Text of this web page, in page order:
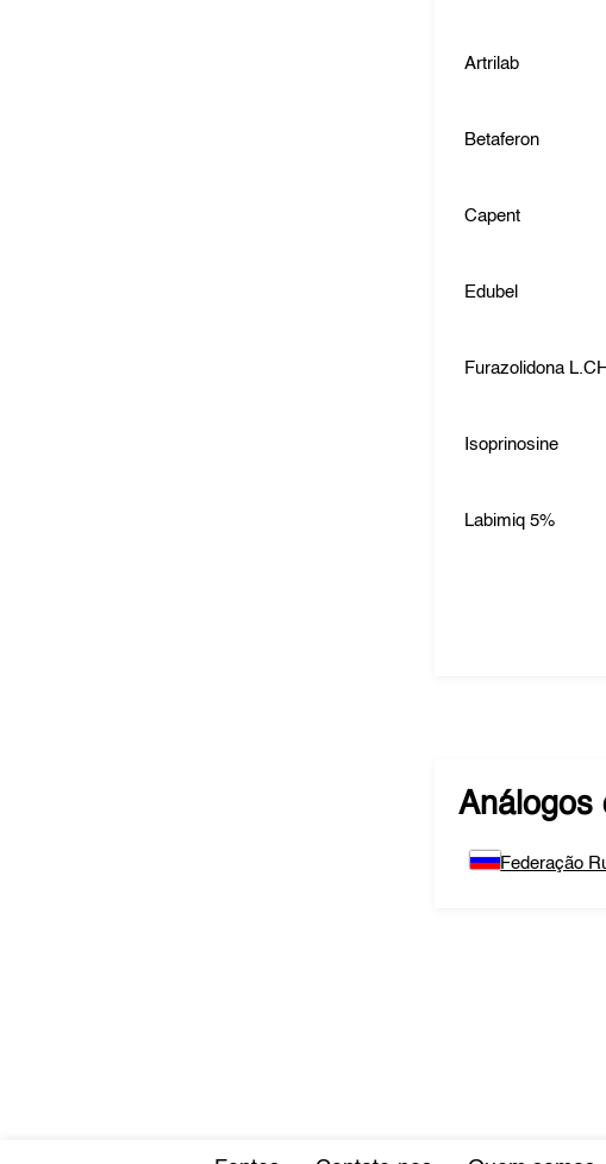
Artrilab
Betaferon
Capent
Edubel
Furazolidona
Isoprinosine
Labimiq 5%
Análogos
Federação